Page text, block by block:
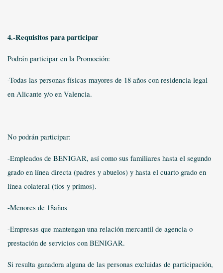
4.-Requisitos para participar
Podrán participar en la Promoción:
-Todas las personas físicas mayores de 18 años con residencia legal
en Alicante y/o en Valencia.
No podrán participar:
-Empleados de BENIGAR, así como sus familiares hasta el segundo
grado en línea directa (padres y abuelos) y hasta el cuarto grado en
línea colateral (tíos y primos).
-Menores de 18años
-Empresas que mantengan una relación mercantil de agencia o
prestación de servicios con BENIGAR.
Si resulta ganadora alguna de las personas excluidas de participación,